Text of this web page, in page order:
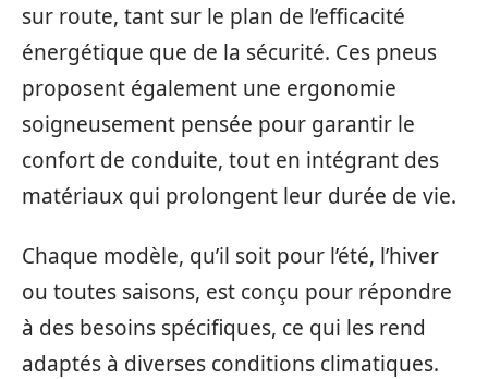
sur route, tant sur le plan de l’efficacité
énergétique que de la sécurité. Ces pneus
proposent également une ergonomie
soigneusement pensée pour garantir le
confort de conduite, tout en intégrant des
matériaux qui prolongent leur durée de vie.
Chaque modèle, qu’il soit pour l’été, l’hiver
ou toutes saisons, est conçu pour répondre
à des besoins spécifiques, ce qui les rend
adaptés à diverses conditions climatiques.